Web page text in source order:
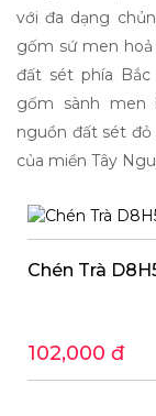
với đa dạng
gốm sứ men
đất sét phía
gốm sành men
nguồn đất sét
của miền Tây
Chén Trà
102,000 đ